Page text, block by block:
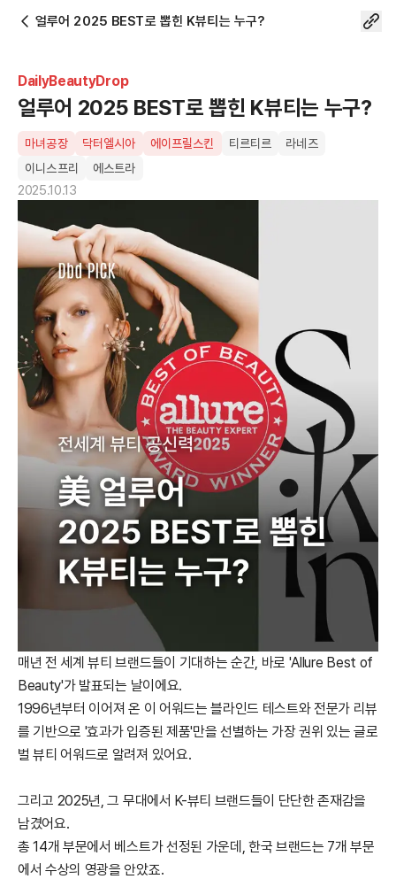
얼루어 2025 BEST로 뽑힌 K뷰티는 누구?
DailyBeautyDrop
얼루어 2025 BEST로 뽑힌 K뷰티는 누구?
마녀공장 닥터엘시아 에이프릴스킨 티르티르
라네즈
이니스프리
에스트라
2025.10.13
매년 전 세계 뷰티 브랜드들이 기대하는 순간, 바로 'Allure Best of
Beauty'가 발표되는 날이에요.
1996년부터 이어져 온 이 어워드는 블라인드 테스트와 전문가 리뷰
를 기반으로 '효과가 입증된 제품'만을 선별하는 가장 권위 있는 글로
벌 뷰티 어워드로 알려져 있어요.
그리고 2025년, 그 무대에서 K-뷰티 브랜드들이 단단한 존재감을
남겼어요.
총 14개 부문에서 베스트가 선정된 가운데, 한국 브랜드는 7개 부문
에서 수상의 영광을 안았죠.